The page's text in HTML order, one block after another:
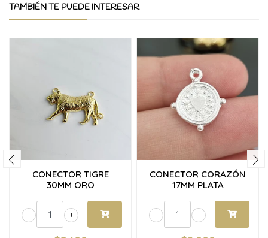
TAMBIÉN TE PUEDE INTERESAR
CONECTOR TIGRE
30MM ORO
+
-
CONECTOR CORAZÓN
17MM PLATA
+
-